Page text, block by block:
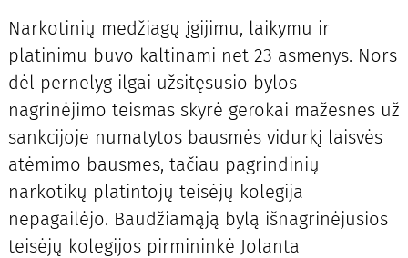
Narkotinių medžiagų įgijimu, laikymu ir
platinimu buvo kaltinami net 23 asmenys. Nors
dėl pernelyg ilgai užsitęsusio bylos
nagrinėjimo teismas skyrė gerokai mažesnes už
sankcijoje numatytos bausmės vidurkį laisvės
atėmimo bausmes, tačiau pagrindinių
narkotikų platintojų teisėjų kolegija
nepagailėjo. Baudžiamąją bylą išnagrinėjusios
teisėjų kolegijos pirmininkė Jolanta